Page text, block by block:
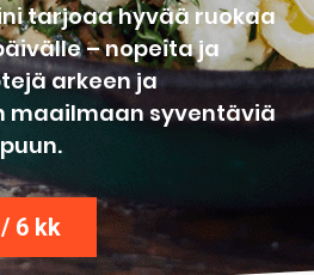
tarjoaa hyvää ruokaa
– nopeita ja
arkeen ja
maailmaan syventäviä
6 kk